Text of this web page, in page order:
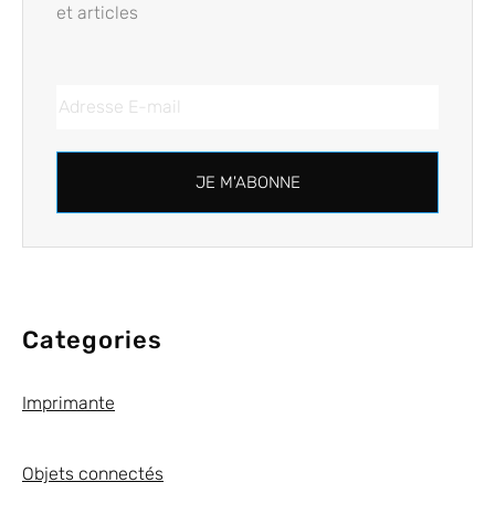
et articles
JE M'ABONNE
Categories
Imprimante
Objets connectés